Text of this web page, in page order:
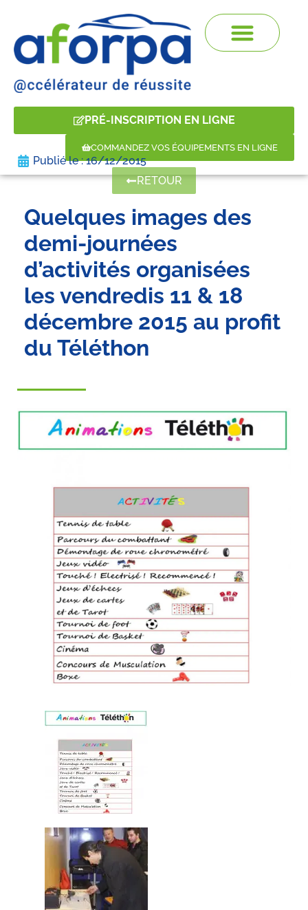
PRÉ-INSCRIPTION EN LIGNE
COMMANDEZ VOS ÉQUIPEMENTS EN LIGNE
Publié le : 16/12/2015
RETOUR
Quelques images des
demi-journées
d’activités organisées
les vendredis 11 & 18
décembre 2015 au profit
du Téléthon